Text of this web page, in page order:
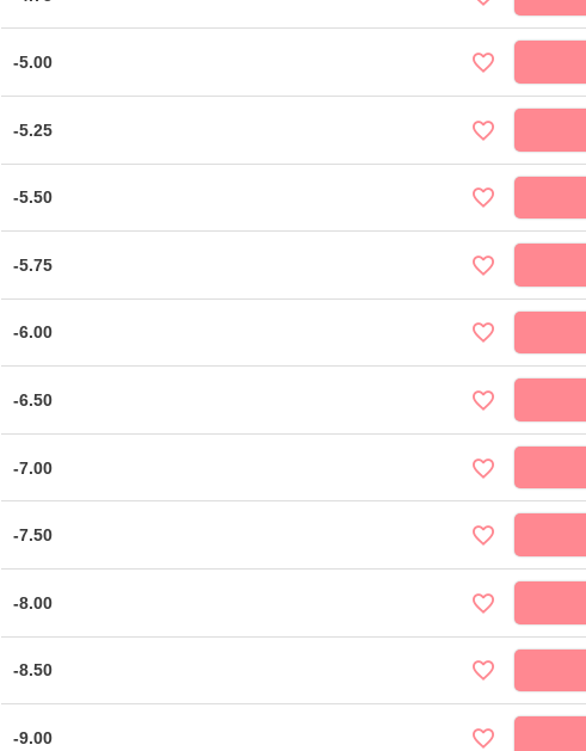
-5.00
-5.25
-5.50
-5.75
-6.00
-6.50
-7.00
-7.50
-8.00
-8.50
-9.00